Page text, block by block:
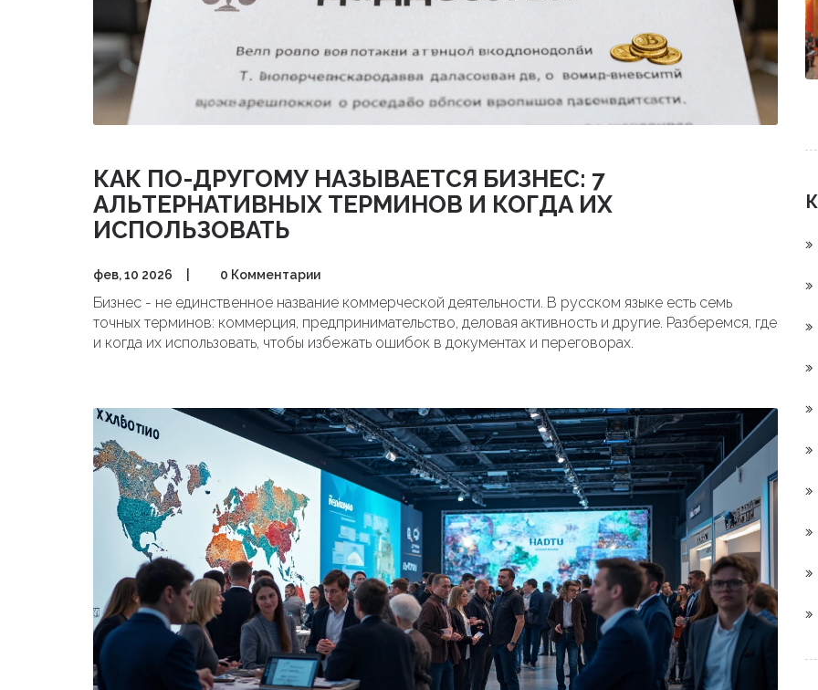
КАК ПО-ДРУГОМУ НАЗЫВАЕТСЯ БИЗНЕС: 7
АЛЬТЕРНАТИВНЫХ ТЕРМИНОВ И КОГДА ИХ
ИСПОЛЬЗОВАТЬ
фев, 10 2026 0 Комментарии
Бизнес - не единственное название коммерческой деятельности. В русском языке есть семь
точных терминов: коммерция, предпринимательство, деловая активность и другие. Разберемся, где
и когда их использовать, чтобы избежать ошибок в документах и переговорах.